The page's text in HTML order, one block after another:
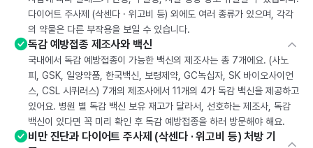
다이어트 주사제 (삭센다 · 위고비 등) 외에도 여러 종류가 있으며, 각각
의 약물은 다른 부작용을 보일 수 있습니다.
독감 예방접종 제조사와 백신
국내에서 독감 예방접종이 가능한 백신의 제조사는 총 7개에요. (사노
피, GSK, 일양약품, 한국백신, 보령제약, GC녹십자, SK 바이오사이언
스, CSL 시퀴러스) 7개의 제조사에서 11개의 4가 독감 백신을 제공하고
있어요. 병원 별 독감 백신 보유 재고가 달라서, 선호하는 제조사, 독감
백신이 있다면 꼭 미리 확인 후 독감 예방접종을 하러 방문해야 해요.
비만 진단과 다이어트 주사제 (삭센다 · 위고비 등) 처방 기